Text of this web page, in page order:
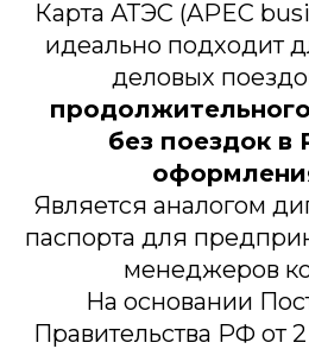
Карта АТЭС (APEC
идеально подходит
деловых
без поездок в
Является аналогом
паспорта для
менеджеров
На основании
Правительства РФ от